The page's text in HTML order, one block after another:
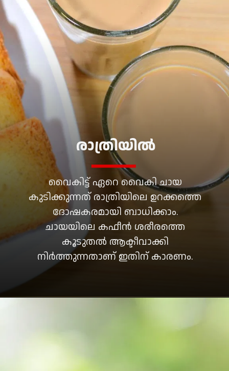
വൈകിട്ട് ഏറെ വൈകി ചായ
കുടിക്കുന്നത് രാത്രിയിലെ ഉറക്കത്തെ
ദോഷകരമായി ബാധിക്കാം.
ചായയിലെ കഫീൻ ശരീരത്തെ
കൂടുതൽ ആക്ടീവാക്കി
നിർത്തുന്നതാണ് ഇതിന് കാരണം.
രാത്രിയിൽ